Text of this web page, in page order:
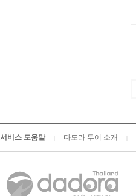
서비스 도움말 다도라 투어 소개